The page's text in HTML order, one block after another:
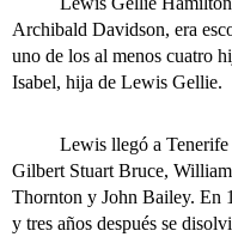
Archibald Davidson, era
uno de los al menos cuatro
Isabel, hija de Lewis Gellie.
Lewis llegó a Tenerife
Gilbert Stuart Bruce,
Thornton y John Bailey. En
y tres años después se